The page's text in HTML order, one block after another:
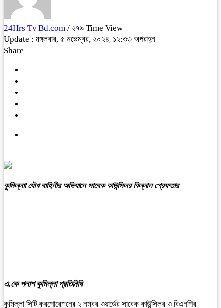
24Hrs Tv Bd.com / ২৭৯ Time View
Update : মঙ্গলবার, ৫ নভেম্বর, ২০২৪, ১২:৩৩ অপরাহ্ন
Share
কুমিল্লাা যৌথ বাহিনীর অভিযানে সাবেক কাউন্সিলর বিল্লাল গ্রেফতার
এ.কে পলাশ কুমিল্লা প্রতিনিধি
কুমিল্লা সিটি করপোরেশনের ২ নম্বর ওয়ার্ডের সাবেক কাউন্সিলর ও বিএনপির